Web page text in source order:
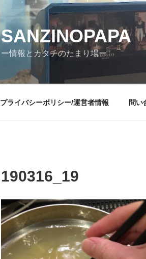
SANZINOPAPA
ー情報とカタチのたまり場ー
プライバシーポリシー/運営者情報 問い
190316_19